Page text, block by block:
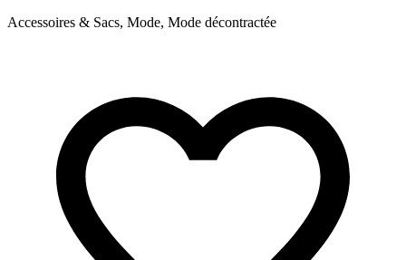
Accessoires & Sacs, Mode, Mode décontractée